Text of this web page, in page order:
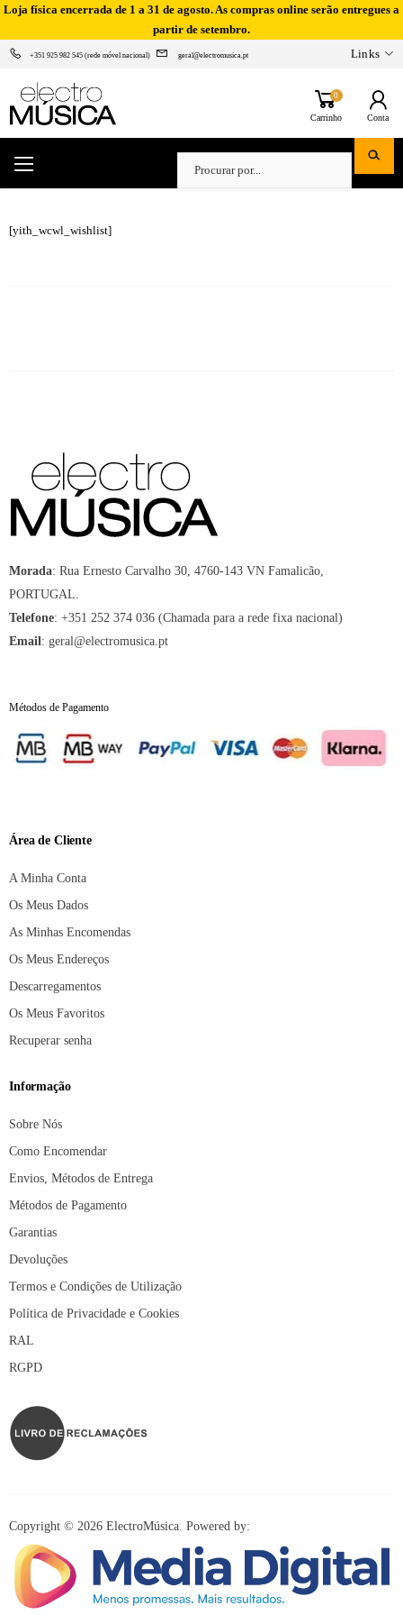
Loja física encerrada de 1 a 31 de agosto. As compras online serão entregues a
partir de setembro.
+351 925 982 545 (rede móvel nacional) geral@electromusica.pt Links
0
Carrinho Conta
[yith_wcwl_wishlist]
Morada: Rua Ernesto Carvalho 30, 4760-143 VN Famalicão,
PORTUGAL.
Telefone: +351 252 374 036 (Chamada para a rede fixa nacional)
Email: geral@electromusica.pt
Métodos de Pagamento
Área de Cliente
A Minha Conta
Os Meus Dados
As Minhas Encomendas
Os Meus Endereços
Descarregamentos
Os Meus Favoritos
Recuperar senha
Informação
Sobre Nós
Como Encomendar
Envios, Métodos de Entrega
Métodos de Pagamento
Garantias
Devoluções
Termos e Condições de Utilização
Política de Privacidade e Cookies
RAL
RGPD
Copyright © 2026 ElectroMúsica. Powered by: